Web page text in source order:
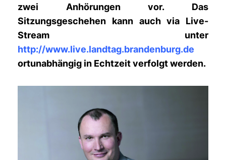
zwei Anhörungen vor. Das
Sitzungsgeschehen kann auch via Live-
Stream unter
http://www.live.landtag.brandenburg.de
ortunabhängig in Echtzeit verfolgt werden.